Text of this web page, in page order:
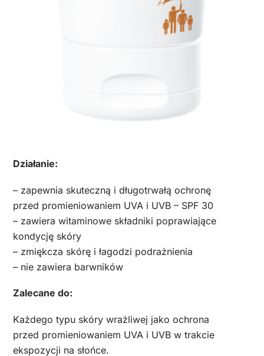
Działanie:
– zapewnia skuteczną i długotrwałą ochronę
przed promieniowaniem UVA i UVB – SPF 30
– zawiera witaminowe składniki poprawiające
kondycję skóry
– zmiękcza skórę i łagodzi podrażnienia
– nie zawiera barwników
Zalecane do:
Każdego typu skóry wrażliwej jako ochrona
przed promieniowaniem UVA i UVB w trakcie
ekspozycji na słońce.